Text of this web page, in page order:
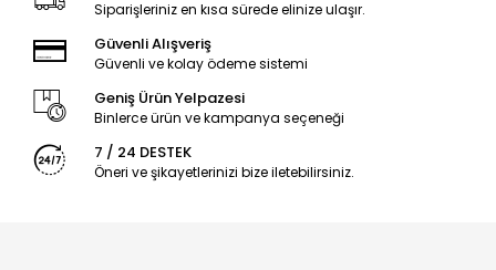
Siparişleriniz en kısa sürede elinize ulaşır.
Güvenli Alışveriş
Güvenli ve kolay ödeme sistemi
Geniş Ürün Yelpazesi
Binlerce ürün ve kampanya seçeneği
7 / 24 DESTEK
Öneri ve şikayetlerinizi bize iletebilirsiniz.